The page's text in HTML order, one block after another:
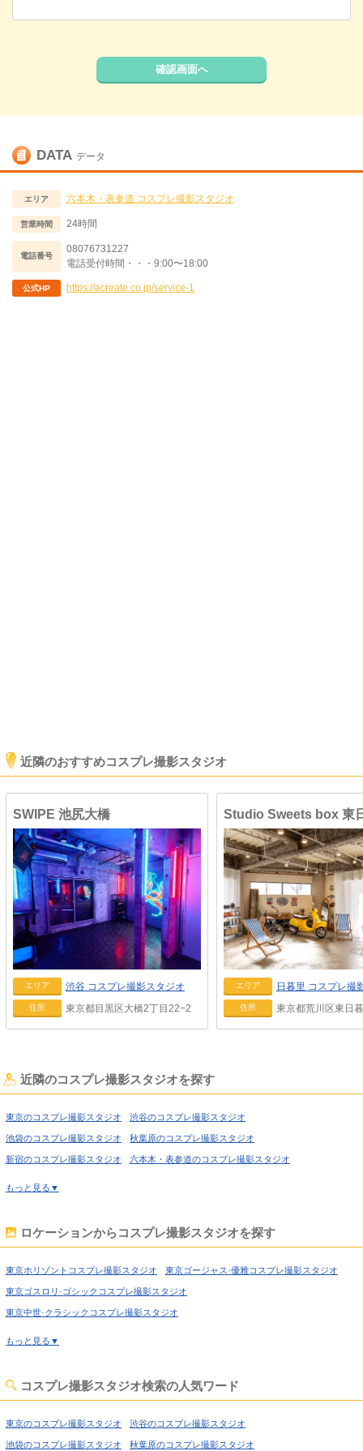
確認画面へ
DATA データ
エリア 六本木・表参道 コスプレ撮影スタジオ
営業時間 24時間
電話番号
08076731227
電話受付時間・・・9:00〜18:00
公式HP https://acreate.co.jp/service-1
近隣のおすすめコスプレ撮影スタジオ
SWIPE 池尻大橋
エリア 渋谷 コスプレ撮影スタジオ
住所 東京都目黒区大橋2丁目22−2
エリア 日暮里 コスプレ撮
住所 東京都荒川区東日
近隣のコスプレ撮影スタジオを探す
東京のコスプレ撮影スタジオ 渋谷のコスプレ撮影スタジオ
池袋のコスプレ撮影スタジオ 秋葉原のコスプレ撮影スタジオ
新宿のコスプレ撮影スタジオ 六本木・表参道のコスプレ撮影スタジオ
日暮里のコスプレ撮影スタジオ 日本橋のコスプレ撮影スタジオ
飯田橋のコスプレ撮影スタジオ 北千住のコスプレ撮影スタジオ
世田谷のコスプレ撮影スタジオ 田園調布のコスプレ撮影スタジオ
小岩のコスプレ撮影スタジオ
もっと見る▼
ロケーションからコスプレ撮影スタジオを探す
東京ホリゾントコスプレ撮影スタジオ 東京ゴージャス·優雅コスプレ撮影スタジオ
東京ゴスロリ·ゴシックコスプレ撮影スタジオ
東京中世·クラシックコスプレ撮影スタジオ
東京猫足·バスタブコスプレ撮影スタジオ
東京屋上·バルコニーコスプレ撮影スタジオ
もっと見る▼
コスプレ撮影スタジオ検索の人気ワード
東京のコスプレ撮影スタジオ 渋谷のコスプレ撮影スタジオ
池袋のコスプレ撮影スタジオ 秋葉原のコスプレ撮影スタジオ